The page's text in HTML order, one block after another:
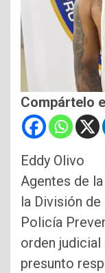
Compártelo
Eddy Olivo
Agentes de
la División
Policía
orden
presunto